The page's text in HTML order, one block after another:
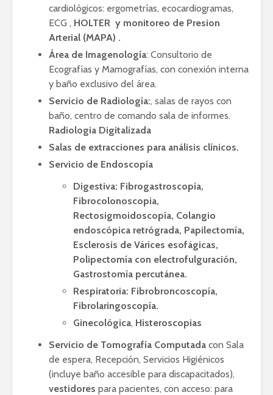
cardiológicos: ergometrías, ecocardiogramas,
ECG , HOLTER y monitoreo de Presion
Arterial (MAPA) .
Área de Imagenología: Consultorio de
Ecografías y Mamografías, con conexión interna
y baño exclusivo del área.
Servicio de Radiología:, salas de rayos con
baño, centro de comando sala de informes.
Radiologia Digitalizada
Salas de extracciones para análisis clínicos.
Servicio de Endoscopía
Digestiva: Fibrogastroscopía,
Fibrocolonoscopia,
Rectosigmoidoscopía, Colangio
endoscópica retrógrada, Papilectomía,
Esclerosis de Várices esofágicas,
Polipectomía con electrofulguración,
Gastrostomía percutánea.
Respiratoria: Fibrobroncoscopía,
Fibrolaringoscopía.
Ginecológica, Histeroscopias
Servicio de Tomografía Computada con Sala
de espera, Recepción, Servicios Higiénicos
(incluye baño accesible para discapacitados),
vestidores para pacientes, con acceso: para